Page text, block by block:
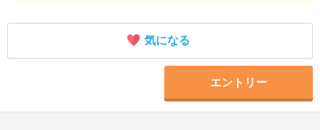
気になる
エントリー